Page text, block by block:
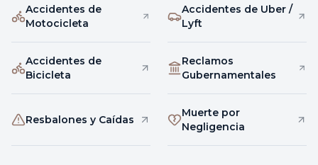
Accidentes de
Motocicleta
Accidentes de Uber /
Lyft
Accidentes de
Bicicleta
Reclamos
Gubernamentales
Resbalones y Caídas
Muerte por
Negligencia